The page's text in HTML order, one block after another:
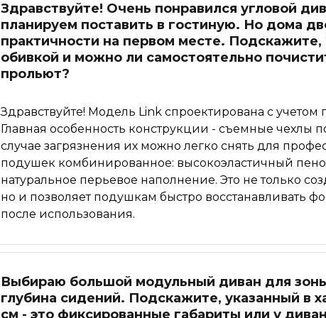
Здравствуйте! Очень понравился угловой
планируем поставить в гостиную. Но дома
практичности на первом месте. Подскажите,
обивкой и можно ли самостоятельно
прольют?
Здравствуйте! Модель Link спроектирована с
Главная особенность конструкции - съемные
случае загрязнения их можно легко снять для
подушек комбинированное: высокоэластичный
натуральное перьевое наполнение. Это не только
но и позволяет подушкам быстро восстанавливать
после использования.
Выбираю большой модульный диван для
глубина сидений. Подскажите, указанный в
см - это фиксированные габариты или у